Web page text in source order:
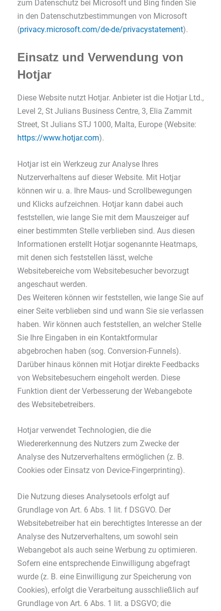
zum Datenschutz bei Microsoft und Bing finden Sie
in den Datenschutzbestimmungen von Microsoft
(privacy.microsoft.com/de-de/privacystatement).
Einsatz und Verwendung von
Hotjar
Diese Website nutzt Hotjar. Anbieter ist die Hotjar Ltd.,
Level 2, St Julians Business Centre, 3, Elia Zammit
Street, St Julians STJ 1000, Malta, Europe (Website:
https://www.hotjar.com).
Hotjar ist ein Werkzeug zur Analyse Ihres
Nutzerverhaltens auf dieser Website. Mit Hotjar
können wir u. a. Ihre Maus- und Scrollbewegungen
und Klicks aufzeichnen. Hotjar kann dabei auch
feststellen, wie lange Sie mit dem Mauszeiger auf
einer bestimmten Stelle verblieben sind. Aus diesen
Informationen erstellt Hotjar sogenannte Heatmaps,
mit denen sich feststellen lässt, welche
Websitebereiche vom Websitebesucher bevorzugt
angeschaut werden.
Des Weiteren können wir feststellen, wie lange Sie auf
einer Seite verblieben sind und wann Sie sie verlassen
haben. Wir können auch feststellen, an welcher Stelle
Sie Ihre Eingaben in ein Kontaktformular
abgebrochen haben (sog. Conversion-Funnels).
Darüber hinaus können mit Hotjar direkte Feedbacks
von Websitebesuchern eingeholt werden. Diese
Funktion dient der Verbesserung der Webangebote
des Websitebetreibers.
Hotjar verwendet Technologien, die die
Wiedererkennung des Nutzers zum Zwecke der
Analyse des Nutzerverhaltens ermöglichen (z. B.
Cookies oder Einsatz von Device-Fingerprinting).
Die Nutzung dieses Analysetools erfolgt auf
Grundlage von Art. 6 Abs. 1 lit. f DSGVO. Der
Websitebetreiber hat ein berechtigtes Interesse an der
Analyse des Nutzerverhaltens, um sowohl sein
Webangebot als auch seine Werbung zu optimieren.
Sofern eine entsprechende Einwilligung abgefragt
wurde (z. B. eine Einwilligung zur Speicherung von
Cookies), erfolgt die Verarbeitung ausschließlich auf
Grundlage von Art. 6 Abs. 1 lit. a DSGVO; die